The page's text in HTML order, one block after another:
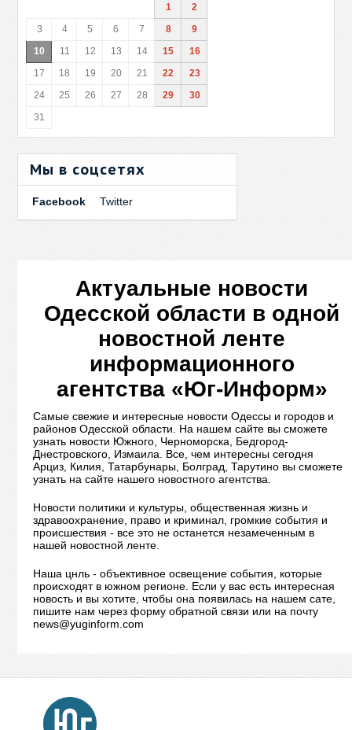
1
2
3
4 5 6 7 8
9
10
11 12 13 14 15
16
17
18 19 20 21 22
23
24
25 26 27 28 29
30
31
Мы в соцсетях
Facebook Twitter
Актуальные новости
Одесской области в одной
новостной ленте
информационного
агентства «Юг-Информ»
Самые свежие и интересные новости Одессы и городов и
районов Одесской области. На нашем сайте вы сможете
узнать новости Южного, Черноморска, Бедгород-
Днестровского, Измаила. Все, чем интересны сегодня
Арциз, Килия, Татарбунары, Болград, Тарутино вы сможете
узнать на сайте нашего новостного агентства.
Новости политики и культуры, общественная жизнь и
здравоохранение, право и криминал, громкие события и
происшествия - все это не останется незамеченным в
нашей новостной ленте.
Наша цнль - объективное освещение события, которые
происходят в южном регионе. Если у вас есть интересная
новость и вы хотите, чтобы она появилась на нашем сате,
пишите нам через форму обратной связи или на почту
news@yuginform.com